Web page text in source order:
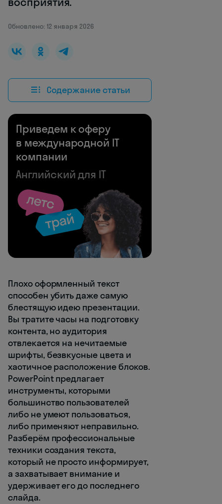
Обновлено: 12 января 2026
Содержание статьи
Приведем к оферу
в международной IT
компании
Английский для IT
Плохо оформленный текст
способен убить даже самую
блестящую идею презентации.
Вы тратите часы на подготовку
контента, но аудитория
отвлекается на нечитаемые
шрифты, безвкусные цвета и
хаотичное расположение блоков.
PowerPoint предлагает
инструменты, которыми
большинство пользователей
либо не умеют пользоваться,
либо применяют неправильно.
Разберём профессиональные
техники создания текста,
который не просто информирует,
а захватывает внимание и
удерживает его до последнего
слайда.